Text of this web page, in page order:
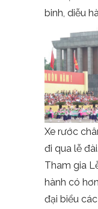
binh, diễu
Xe rước
đi qua lễ
Tham gia
hành có
đại biểu